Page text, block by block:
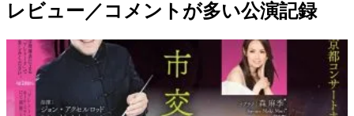
レビュー／コメントが多い公演記録